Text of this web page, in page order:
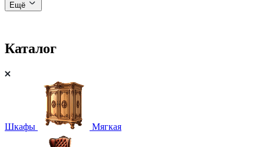
Ещё
Каталог
Шкафы Мягкая